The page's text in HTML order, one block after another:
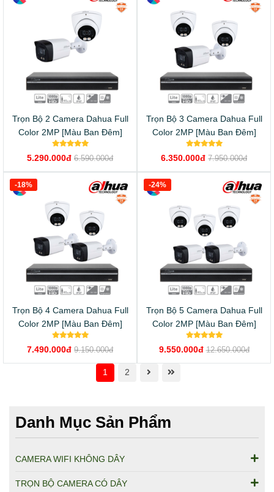
Trọn Bộ 2 Camera Dahua Full
Color 2MP [Màu Ban Đêm]
5.290.000đ 6.590.000đ
Trọn Bộ 3 Camera Dahua Full
Color 2MP [Màu Ban Đêm]
6.350.000đ 7.950.000đ
Trọn Bộ 4 Camera Dahua Full
Color 2MP [Màu Ban Đêm]
7.490.000đ 9.150.000đ
-18%
Trọn Bộ 5 Camera Dahua Full
Color 2MP [Màu Ban Đêm]
9.550.000đ 12.650.000đ
-24%
1 2
Danh Mục Sản Phẩm
CAMERA WIFI KHÔNG DÂY
TRỌN BỘ CAMERA CÓ DÂY